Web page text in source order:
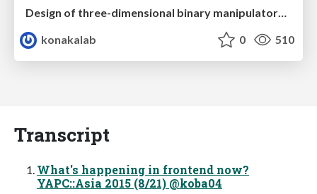
konakalab
0 510
Transcript
What's happening in frontend now?
YAPC::Asia 2015 (8/21) @koba04